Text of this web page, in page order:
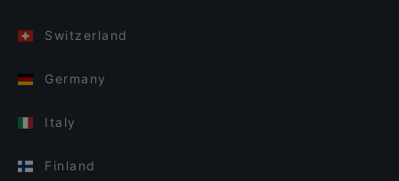
Switzerland
Germany
Italy
Finland